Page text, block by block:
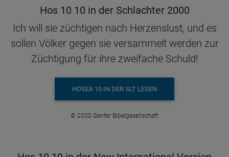
Hos 10 10 in der Schlachter 2000
Ich will sie züchtigen nach Herzenslust, und es
sollen Völker gegen sie versammelt werden zur
Züchtigung für ihre zweifache Schuld!
HOSEA 10 IN DER SLT LESEN
© 2000 Genfer Bibelgesellschaft